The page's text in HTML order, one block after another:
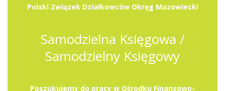
Polski Związek Działkowców Okręg Mazowiecki
Samodzielna Księgowa /
Samodzielny Księgowy
Poszukujemy do pracy w Ośrodku Finansowo-